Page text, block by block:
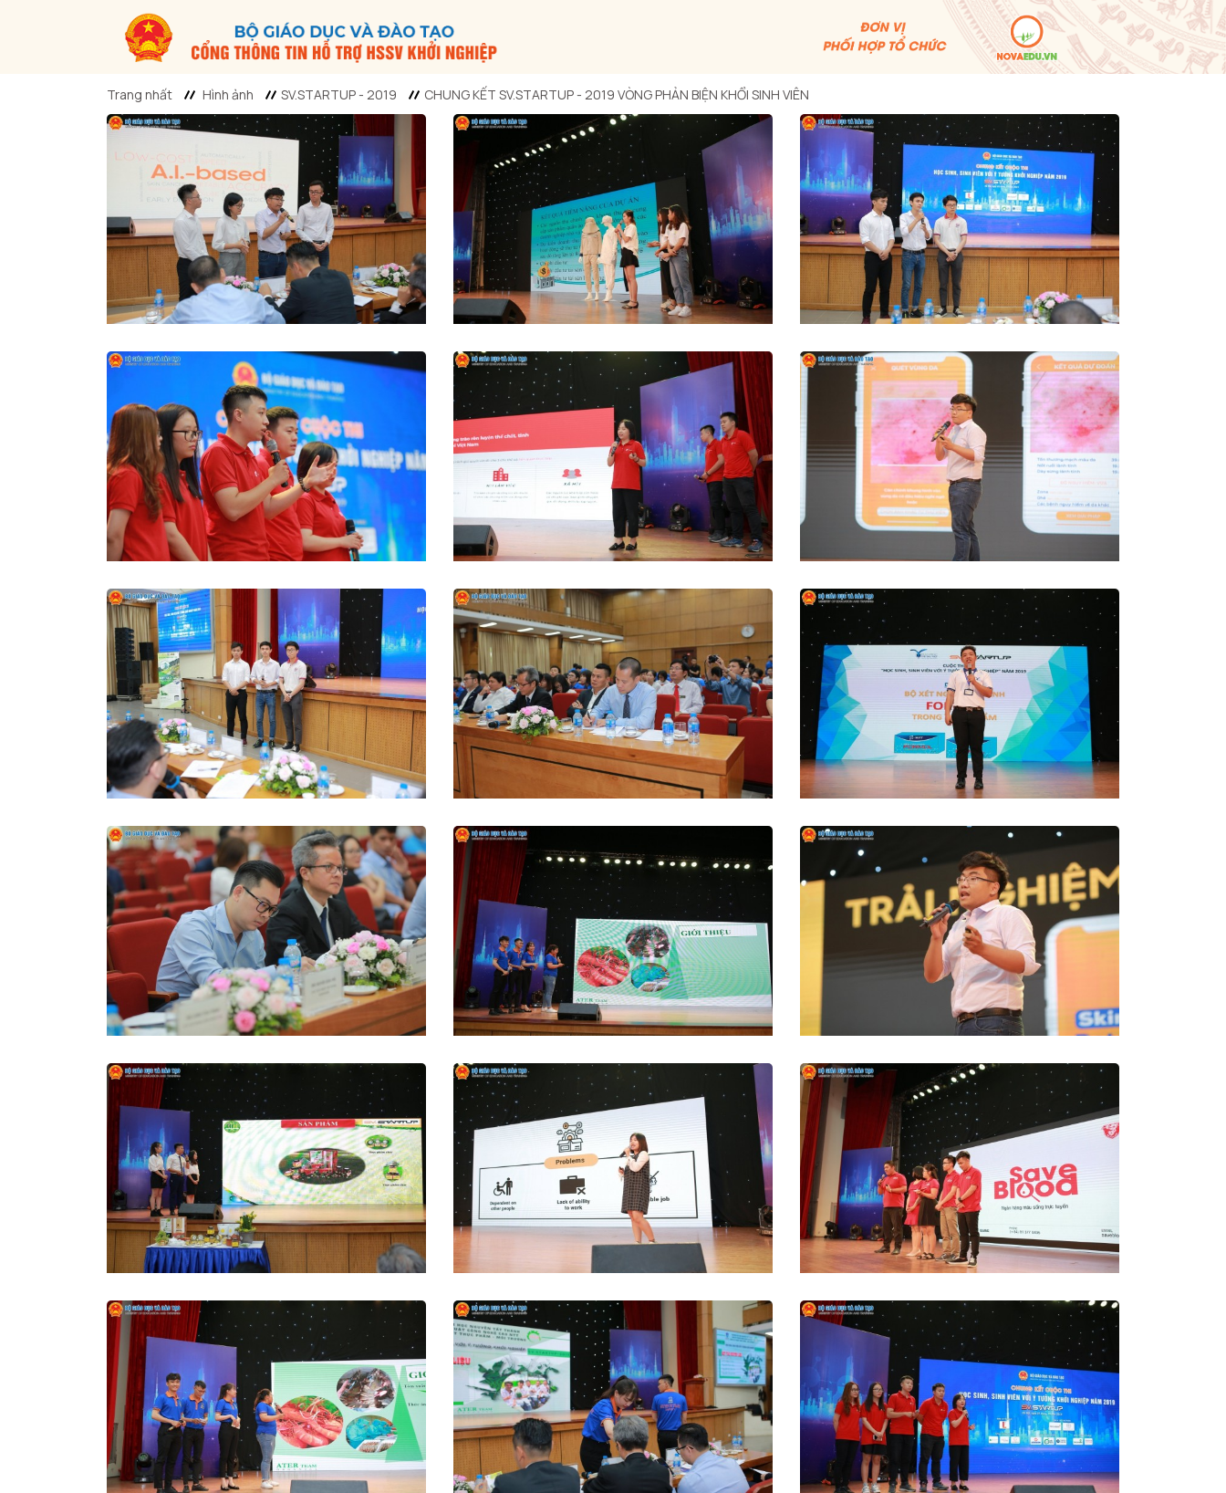
Trang nhất Hình ảnh SV.STARTUP - 2019 CHUNG KẾT SV.STARTUP - 2019 VÒNG PHẢN BIỆN KHỔI SINH VIÊN